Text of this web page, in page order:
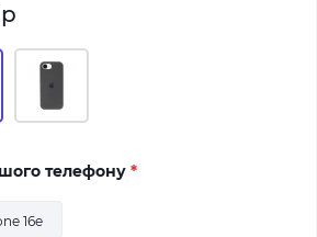
телефону *
16e